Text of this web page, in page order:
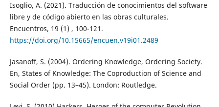
Isoglio, A. (2021). Traducción de conocimientos del software
libre y de código abierto en las obras culturales.
Encuentros, 19 (1) , 100-121.
https://doi.org/10.15665/encuen.v19i01.2489
Jasanoff, S. (2004). Ordering Knowledge, Ordering Society.
En, States of Knowledge: The Coproduction of Science and
Social Order (pp. 13–45). London: Routledge.